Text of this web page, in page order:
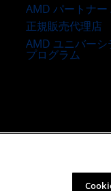
AMD パートナー
正規販売代理店
AMD ユニバーシ
プログラム